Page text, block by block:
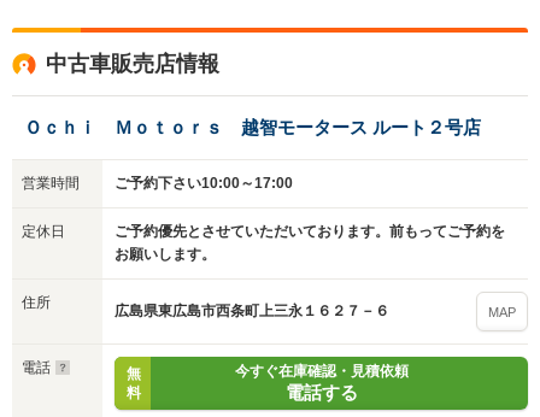
中古車販売店情報
Ｏｃｈｉ Ｍｏｔｏｒｓ 越智モータース ルート２号店
営業時間 ご予約下さい10:00～17:00
定休日
ご予約優先とさせていただいております。前もってご予約を
お願いします。
住所 広島県東広島市西条町上三永１６２７－６ MAP
電話
無
料
今すぐ在庫確認・見積依頼
電話する